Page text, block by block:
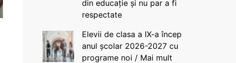
din educație și nu par a fi
respectate
Elevii de clasa a IX-a încep
anul școlar 2026-2027 cu
programe noi / Mai mult